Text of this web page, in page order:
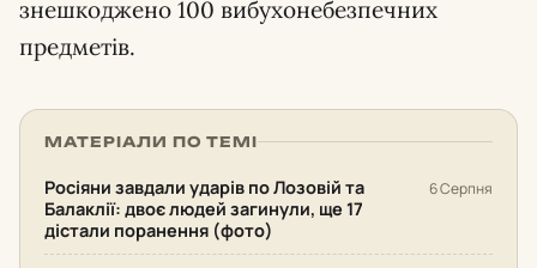
знешкоджено 100 вибухонебезпечних
предметів.
МАТЕРІАЛИ ПО ТЕМІ
Росіяни завдали ударів по Лозовій та
Балаклії: двоє людей загинули, ще 17
дістали поранення (фото)
6 Серпня